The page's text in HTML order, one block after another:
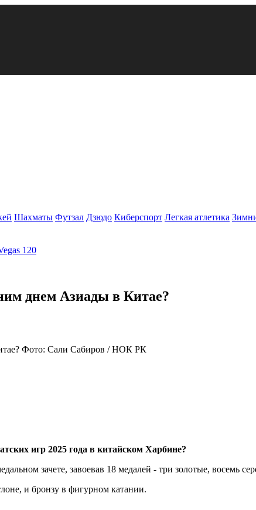
Шахматы Футзал Дзюдо Киберспорт Легкая атлетика
120
днем Азиады в Китае?
Фото: Сали Сабиров / НОК РК
игр 2025 года в китайском Харбине?
зачете, завоевав 18 медалей - три золотые, восемь
и бронзу в фигурном катании.